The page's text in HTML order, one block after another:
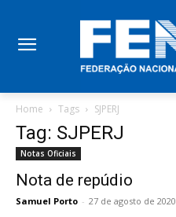
Home Tags SJPERJ
Tag: SJPERJ
Notas Oficiais
Nota de repúdio
Samuel Porto - 27 de agosto de 2020